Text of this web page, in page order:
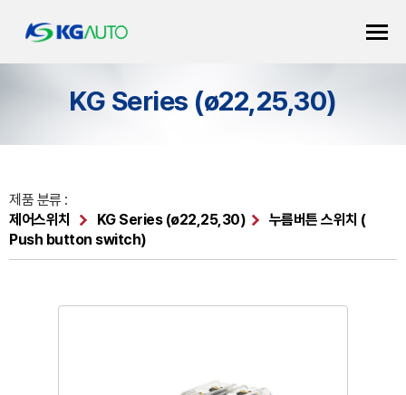
KG Series (ø22,25,30)
제품 분류 :
제어스위치
KG Series (ø22,25,30)
누름버튼 스위치 (
Push button switch)